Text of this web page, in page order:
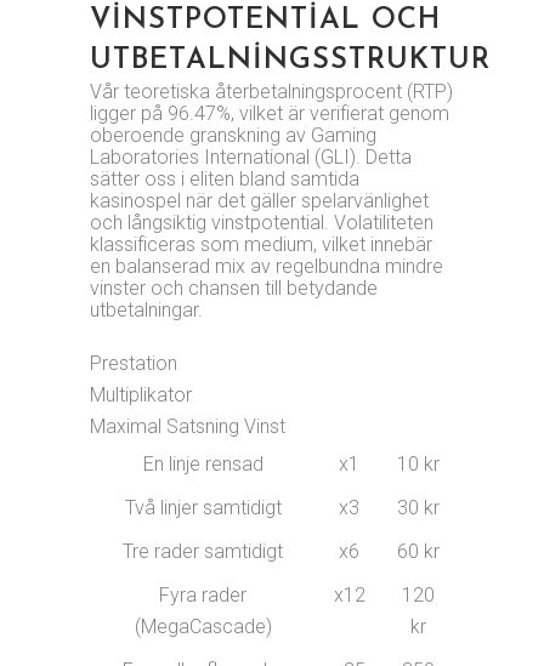
VINSTPOTENTIAL OCH
UTBETALNINGSSTRUKTUR
Vår teoretiska återbetalningsprocent (RTP)
ligger på 96.47%, vilket är verifierat genom
oberoende granskning av Gaming
Laboratories International (GLI). Detta
sätter oss i eliten bland samtida
kasinospel när det gäller spelarvänlighet
och långsiktig vinstpotential. Volatiliteten
klassificeras som medium, vilket innebär
en balanserad mix av regelbundna mindre
vinster och chansen till betydande
utbetalningar.
Prestation
Multiplikator
Maximal Satsning Vinst
En linje rensad
x1
10 kr
Två linjer samtidigt
x3
30 kr
Tre rader samtidigt
x6
60 kr
Fyra rader
(MegaCascade)
x12
120
kr